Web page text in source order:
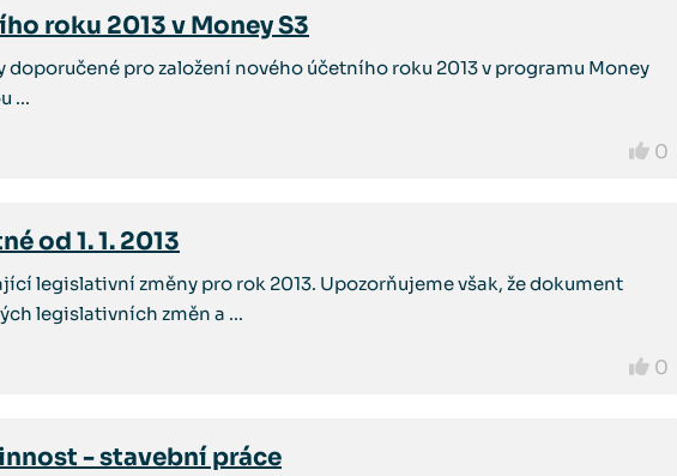
roku 2013 v Money S3
pro založení nového účetního roku 2013 v programu Money
...
0
od 1. 1. 2013
legislativní změny pro rok 2013. Upozorňujeme však, že dokument
legislativních změn a ...
0
- stavební práce